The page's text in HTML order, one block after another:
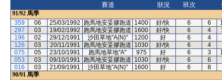
賽道
狀況
班次
91/92 馬季
359
06 25/03/1992 跑馬地安妥膠跑道 1400 好/快 6 6
297
03 19/02/1992 跑馬地安妥膠跑道 1600 好/快 6 4
196
02 29/12/1991 沙田草地"A(N)" 1200 好 6 4
126
03 20/11/1991 跑馬地安妥膠跑道 1030 好/快 6 4
075
05 23/10/1991 跑馬地草地"A" 975 好 6 3
053
03 09/10/1991 跑馬地安妥膠跑道 1030 好/快 6 6
016
03 21/09/1991 沙田草地"A(N)" 1600 好 6 8
90/91 馬季